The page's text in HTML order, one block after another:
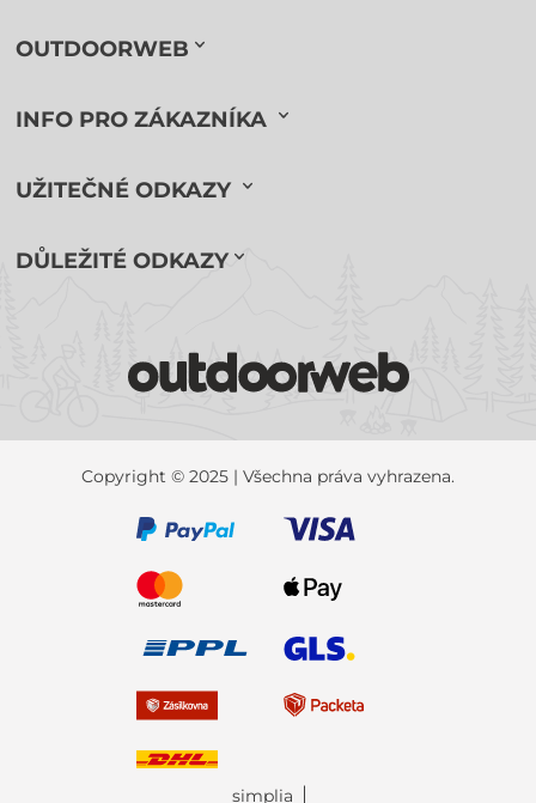
OUTDOORWEB
INFO PRO ZÁKAZNÍKA
UŽITEČNÉ ODKAZY
DŮLEŽITÉ ODKAZY
Copyright © 2025 | Všechna práva vyhrazena.
simplia